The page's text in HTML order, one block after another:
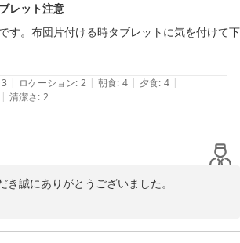
す。特にご夕食は料理人が一品一品心を込め
ので、その点をお感じいただけたことは大き
満足いただけるおもてなしを目指して精進し
お越しいただけましたら幸いでございます。
目にかかれます日を心よりお待ち申し上げて
レット注意
す。布団片付ける時タブレットに気を付けて下
3 | ロケーション: 2 | 朝食: 4 | 夕食: 4 |
| 清潔さ: 2
き誠にありがとうございました。
美味しかった」とのお言葉を頂戴し、大変嬉